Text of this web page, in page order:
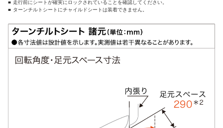
走行前にシートが確実にロックされていることを確認してください。
ターンチルトシートにチャイルドシートは装着できません。